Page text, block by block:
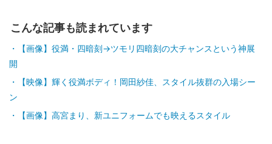
こんな記事も読まれています
【画像】役満・四暗刻→ツモリ四暗刻の大チャンスという神展
開
【映像】輝く役満ボディ！岡田紗佳、スタイル抜群の入場シー
ン
【画像】高宮まり、新ユニフォームでも映えるスタイル